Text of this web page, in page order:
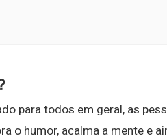
para todos em geral, as
o humor, acalma a mente e